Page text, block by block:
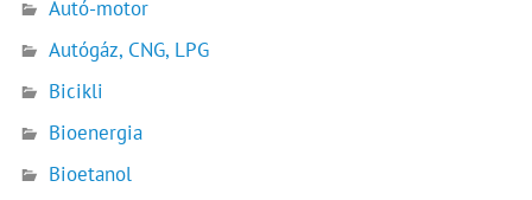
Autó-motor
Autógáz, CNG, LPG
Bicikli
Bioenergia
Bioetanol